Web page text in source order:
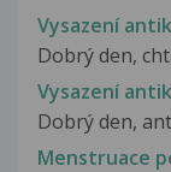
Vysazení
Dobrý den,
Vysazení
Dobrý den,
Menstruace